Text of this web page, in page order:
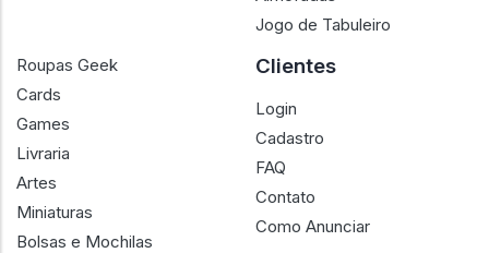
Jogo de Tabuleiro
Roupas Geek
Cards
Games
Livraria
Artes
Miniaturas
Bolsas e Mochilas
Clientes
Login
Cadastro
FAQ
Contato
Como Anunciar